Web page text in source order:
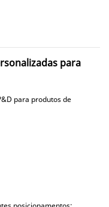
para
para produtos de